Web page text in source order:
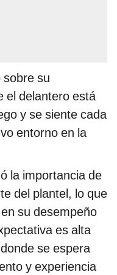
su
el delantero está
y se siente cada
entorno en la
la importancia de
del plantel, lo que
su desempeño
es alta
se espera
y experiencia